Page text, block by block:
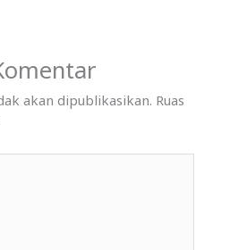
akan dipublikasikan. Ruas